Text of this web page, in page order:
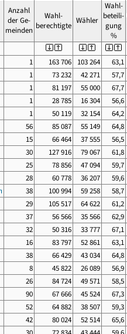
Anzahl
der Ge-
meinden
Wahl-
berechtigte
Wähler
Wahl-
beteili-
gung
%
1 163 706 103 264 63,1
1 73 232 42 271 57,7
1 81 197 55 000 67,7
1 28 785 16 304 56,6
1 50 119 32 154 64,2
56 85 087 55 149 64,8
15 66 464 37 555 56,5
30 127 916 79 067 61,8
25 78 856 47 094 59,7
28 60 778 36 207 59,6
38 100 994 59 258 58,7
29 105 517 64 622 61,2
37 56 566 35 566 62,9
32 50 316 33 777 67,1
16 83 797 52 861 63,1
38 66 429 43 034 64,8
8 45 822 26 089 56,9
26 84 724 49 571 58,5
90 67 666 45 524 67,3
52 64 882 38 507 59,3
42 80 024 52 514 65,6